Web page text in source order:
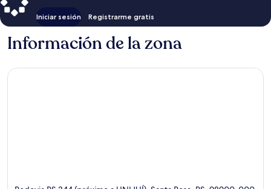
Iniciar sesión Registrarme gratis
Información de la zona